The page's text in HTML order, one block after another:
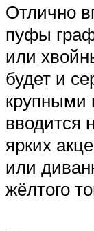
Отлично
пуфы
или
будет и
крупными
вводится
ярких
или
жёлтого